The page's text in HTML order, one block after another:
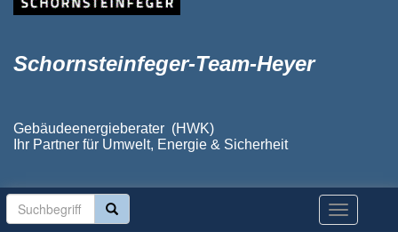
Schornsteinfeger-Team-Heyer
Gebäudeenergieberater (HWK)
Ihr Partner für Umwelt, Energie & Sicherheit